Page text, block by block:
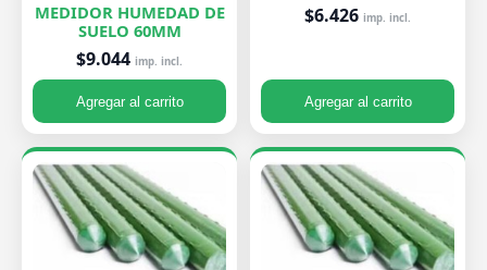
MEDIDOR HUMEDAD DE
SUELO 60MM
$9.044 imp. incl.
Agregar al carrito
$6.426 imp. incl.
Agregar al carrito